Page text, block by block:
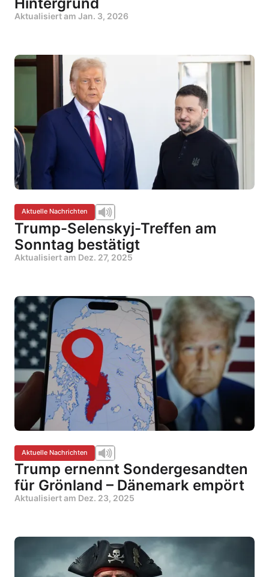
Aktualisiert am Jan. 3, 2026
Aktuelle Nachrichten
Trump-Selenskyj-Treffen am
Sonntag bestätigt
Aktualisiert am Dez. 27, 2025
Aktuelle Nachrichten
Trump ernennt Sondergesandten
für Grönland – Dänemark empört
Aktualisiert am Dez. 23, 2025